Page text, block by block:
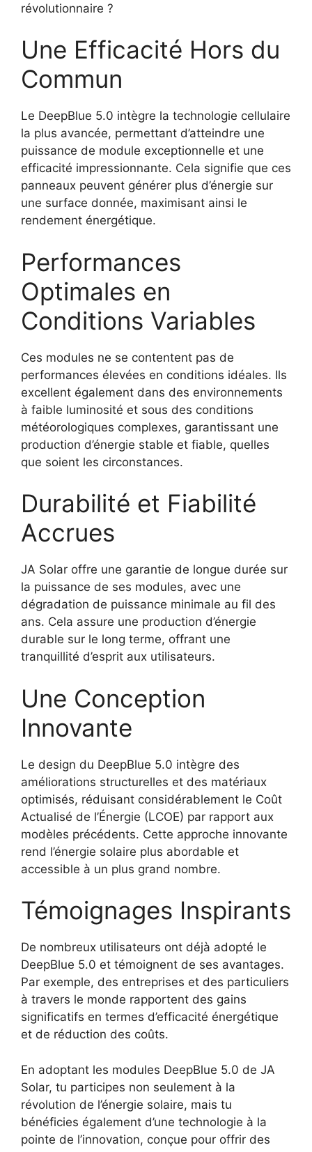
révolutionnaire ?
Une Efficacité Hors du
Commun
Le DeepBlue 5.0 intègre la technologie cellulaire
la plus avancée, permettant d’atteindre une
puissance de module exceptionnelle et une
efficacité impressionnante. Cela signifie que ces
panneaux peuvent générer plus d’énergie sur
une surface donnée, maximisant ainsi le
rendement énergétique.
Performances
Optimales en
Conditions Variables
Ces modules ne se contentent pas de
performances élevées en conditions idéales. Ils
excellent également dans des environnements
à faible luminosité et sous des conditions
météorologiques complexes, garantissant une
production d’énergie stable et fiable, quelles
que soient les circonstances.
Durabilité et Fiabilité
Accrues
JA Solar offre une garantie de longue durée sur
la puissance de ses modules, avec une
dégradation de puissance minimale au fil des
ans. Cela assure une production d’énergie
durable sur le long terme, offrant une
tranquillité d’esprit aux utilisateurs.
Une Conception
Innovante
Le design du DeepBlue 5.0 intègre des
améliorations structurelles et des matériaux
optimisés, réduisant considérablement le Coût
Actualisé de l’Énergie (LCOE) par rapport aux
modèles précédents. Cette approche innovante
rend l’énergie solaire plus abordable et
accessible à un plus grand nombre.
Témoignages Inspirants
De nombreux utilisateurs ont déjà adopté le
DeepBlue 5.0 et témoignent de ses avantages.
Par exemple, des entreprises et des particuliers
à travers le monde rapportent des gains
significatifs en termes d’efficacité énergétique
et de réduction des coûts.
En adoptant les modules DeepBlue 5.0 de JA
Solar, tu participes non seulement à la
révolution de l’énergie solaire, mais tu
bénéficies également d’une technologie à la
pointe de l’innovation, conçue pour offrir des